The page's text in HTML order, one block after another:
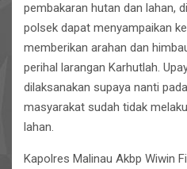
pembakaran hutan dan lahan,
polsek dapat menyampaikan
memberikan arahan dan
perihal larangan Karhutlah.
dilaksanakan supaya nanti
masyarakat sudah tidak
lahan.
Kapolres Malinau Akbp Wiwin